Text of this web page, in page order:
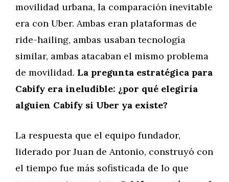
movilidad urbana, la comparación inevitable
era con Uber. Ambas eran plataformas de
ride-hailing, ambas usaban tecnología
similar, ambas atacaban el mismo problema
de movilidad. La pregunta estratégica para
Cabify era ineludible: ¿por qué elegiría
alguien Cabify si Uber ya existe?
La respuesta que el equipo fundador,
liderado por Juan de Antonio, construyó con
el tiempo fue más sofisticada de lo que